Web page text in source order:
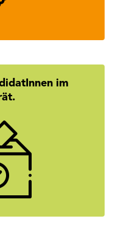
im
Namen? Hier
unserer
mehr erfahren